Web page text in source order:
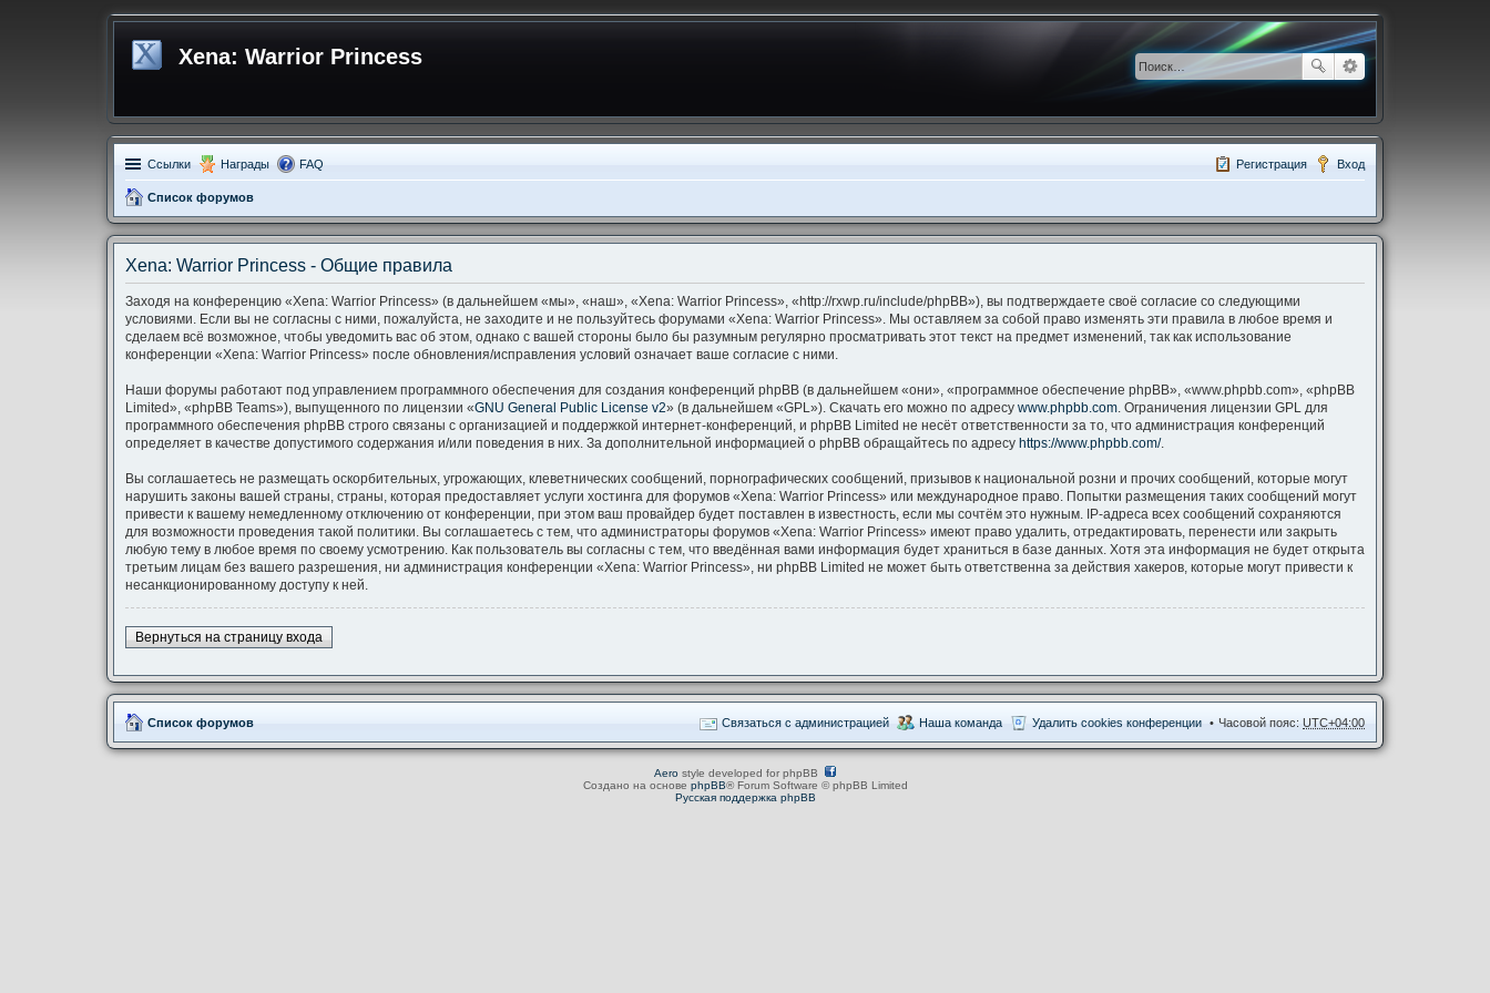
Xena: Warrior Princess
Ссылки Награды FAQ Вход
Регистрация
Список форумов
Xena: Warrior Princess - Общие правила
Заходя на конференцию «Xena: Warrior Princess» (в дальнейшем «мы», «наш», «Xena: Warrior Princess», «http://rxwp.ru/include/phpBB»), вы подтверждаете своё согласие со следующими
условиями. Если вы не согласны с ними, пожалуйста, не заходите и не пользуйтесь форумами «Xena: Warrior Princess». Мы оставляем за собой право изменять эти правила в любое время и
сделаем всё возможное, чтобы уведомить вас об этом, однако с вашей стороны было бы разумным регулярно просматривать этот текст на предмет изменений, так как использование
конференции «Xena: Warrior Princess» после обновления/исправления условий означает ваше согласие с ними.
Наши форумы работают под управлением программного обеспечения для создания конференций phpBB (в дальнейшем «они», «программное обеспечение phpBB», «www.phpbb.com», «phpBB
Limited», «phpBB Teams»), выпущенного по лицензии «GNU General Public License v2» (в дальнейшем «GPL»). Скачать его можно по адресу www.phpbb.com. Ограничения лицензии GPL для
программного обеспечения phpBB строго связаны с организацией и поддержкой интернет-конференций, и phpBB Limited не несёт ответственности за то, что администрация конференций
определяет в качестве допустимого содержания и/или поведения в них. За дополнительной информацией о phpBB обращайтесь по адресу https://www.phpbb.com/.
Вы соглашаетесь не размещать оскорбительных, угрожающих, клеветнических сообщений, порнографических сообщений, призывов к национальной розни и прочих сообщений, которые могут
нарушить законы вашей страны, страны, которая предоставляет услуги хостинга для форумов «Xena: Warrior Princess» или международное право. Попытки размещения таких сообщений могут
привести к вашему немедленному отключению от конференции, при этом ваш провайдер будет поставлен в известность, если мы сочтём это нужным. IP-адреса всех сообщений сохраняются
для возможности проведения такой политики. Вы соглашаетесь с тем, что администраторы форумов «Xena: Warrior Princess» имеют право удалить, отредактировать, перенести или закрыть
любую тему в любое время по своему усмотрению. Как пользователь вы согласны с тем, что введённая вами информация будет храниться в базе данных. Хотя эта информация не будет открыта
третьим лицам без вашего разрешения, ни администрация конференции «Xena: Warrior Princess», ни phpBB Limited не может быть ответственна за действия хакеров, которые могут привести к
несанкционированному доступу к ней.
Вернуться на страницу входа
Список форумов Часовой пояс: UTC+04:00
Удалить cookies конференции
Наша команда
Связаться с администрацией
Aero style developed for phpBB
Создано на основе phpBB® Forum Software © phpBB Limited
Русская поддержка phpBB